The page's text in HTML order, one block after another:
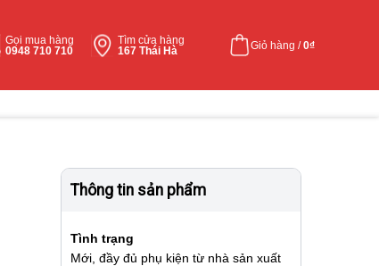
Gọi mua hàng
0948 710 710
Tìm cửa hàng
167 Thái Hà
Giỏ hàng /0₫
Thông tin sản phẩm
Tình trạng
Mới, đầy đủ phụ kiện từ nhà sản xuất